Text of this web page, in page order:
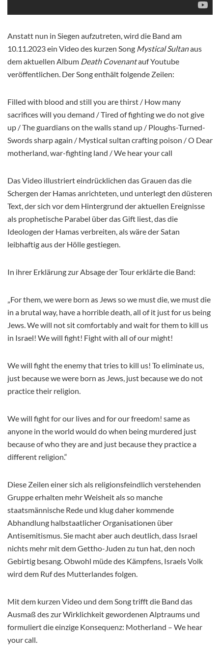
Anstatt nun in Siegen aufzutreten, wird die Band am
10.11.2023 ein Video des kurzen Song Mystical Sultanaus
dem aktuellen Album Death Covenantauf Youtube
veröffentlichen. Der Song enthält folgende Zeilen:
Filled with blood and still you are thirst / How many
sacrifices will you demand / Tired of fighting we do not give
up / The guardians on the walls stand up / Ploughs-Turned-
Swords sharp again / Mystical sultan crafting poison / O Dear
motherland, war-fighting land / We hear your call
Das Video illustriert eindrücklichen das Grauen das die
Schergen der Hamas anrichteten, und unterlegt den düsteren
Text, der sich vor dem Hintergrund der aktuellen Ereignisse
als prophetische Parabel über das Gift liest, das die
Ideologen der Hamas verbreiten, als wäre der Satan
leibhaftig aus der Hölle gestiegen.
In ihrer Erklärung zur Absage der Tour erklärte die Band:
„For them, we were born as Jews so we must die, we must die
in a brutal way, have a horrible death, all of it just for us being
Jews. We will not sit comfortably and wait for them to kill us
in Israel! We will fight! Fight with all of our might!
We will fight the enemy that tries to kill us! To eliminate us,
just because we were born as Jews, just because we do not
practice their religion.
We will fight for our lives and for our freedom! same as
anyone in the world would do when being murdered just
because of who they are and just because they practice a
different religion.“
Diese Zeilen einer sich als religionsfeindlich verstehenden
Gruppe erhalten mehr Weisheit als so manche
staatsmännische Rede und klug daher kommende
Abhandlung halbstaatlicher Organisationen über
Antisemitismus. Sie macht aber auch deutlich, dass Israel
nichts mehr mit dem Gettho-Juden zu tun hat, den noch
Gebirtig besang. Obwohl müde des Kämpfens, Israels Volk
wird dem Ruf des Mutterlandes folgen.
Mit dem kurzen Video und dem Song trifft die Band das
Ausmaß des zur Wirklichkeit gewordenen Alptraums und
formuliert die einzige Konsequenz: Motherland – We hear
your call.